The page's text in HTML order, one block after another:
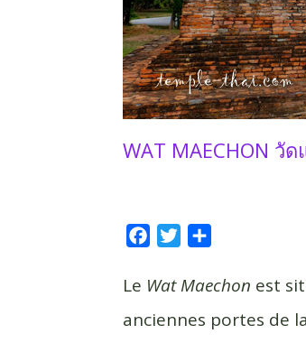
WAT MAECHON วั
c
b
i
t
r
a
Le Wat Maechon est
anciennes portes de